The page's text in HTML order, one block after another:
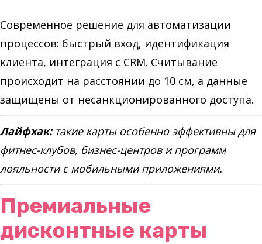
Современное решение для автоматизации
процессов: быстрый вход, идентификация
клиента, интеграция с CRM. Считывание
происходит на расстоянии до 10 см, а данные
защищены от несанкционированного доступа.
Лайфхак:такие карты особенно эффективны для
фитнес-клубов, бизнес-центров и программ
лояльности с мобильными приложениями.
Премиальные
дисконтные карты